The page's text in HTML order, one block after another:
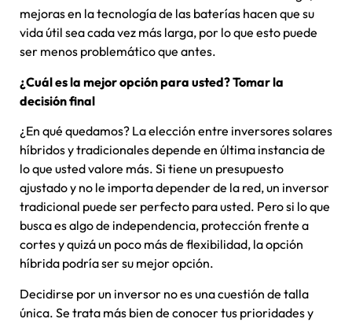
mejoras en la tecnología de las baterías hacen que su
vida útil sea cada vez más larga, por lo que esto puede
ser menos problemático que antes.
¿Cuál es la mejor opción para usted? Tomar la
decisión final
¿En qué quedamos? La elección entre inversores solares
híbridos y tradicionales depende en última instancia de
lo que usted valore más. Si tiene un presupuesto
ajustado y no le importa depender de la red, un inversor
tradicional puede ser perfecto para usted. Pero si lo que
busca es algo de independencia, protección frente a
cortes y quizá un poco más de flexibilidad, la opción
híbrida podría ser su mejor opción.
Decidirse por un inversor no es una cuestión de talla
única. Se trata más bien de conocer tus prioridades y